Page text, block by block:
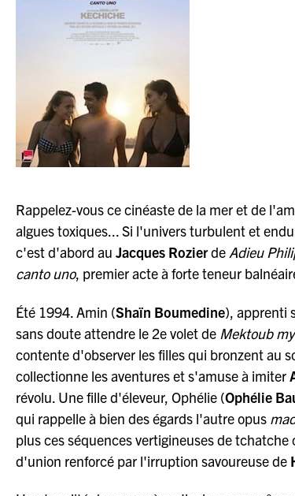
Rappelez-vous ce cinéaste de la mer et de
algues toxiques... Si l'univers turbulent et
c'est d'abord au Jacques Rozierde Adieu
canto uno, premier acte à forte teneur
Été 1994. Amin (Shaïn Boumedine), apprenti
sans doute attendre le 2e volet de Mektoub
contente d'observer les filles qui bronzent au
collectionne les aventures et s'amuse à imiter
révolu. Une fille d'éleveur, Ophélie (Ophélie
qui rappelle à bien des égards l'autre opus
plus ces séquences vertigineuses de
d'union renforcé par l'irruption savoureuse de